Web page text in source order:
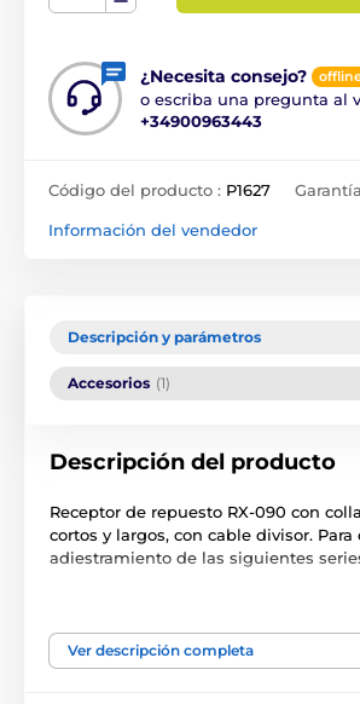
¿Necesita consejo?
o escriba una pregunta al
+34900963443
Código del producto : P1627
Información del vendedor
Descripción y parámetros
Accesorios (1)
Descripción del producto
Receptor de repuesto RX-090 con
cortos y largos, con cable divisor. Para
adiestramiento de las siguientes
ET-400/402
Ver descripción completa